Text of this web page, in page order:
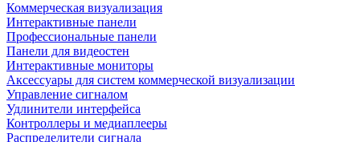
Коммерческая визуализация
Интерактивные панели
Профессиональные панели
Панели для видеостен
Интерактивные мониторы
Аксессуары для систем коммерческой визуализации
Управление сигналом
Удлинители интерфейса
Контроллеры и медиаплееры
Распределители сигнала